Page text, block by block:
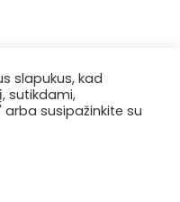
saugomos.
slapukus, kad
sutikdami,
susipažinkite su